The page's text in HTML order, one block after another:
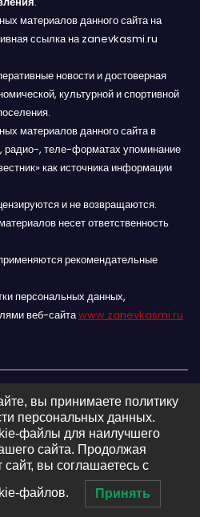
материалов данного сайта на
ссылка на zanevkasmi.ru
новости и достоверная
культурной и спортивной
материалов данного сайта в
радио-, теле-форматах упоминание
как источника информации
и не возвращаются.
несет ответственность
рекомендательные
персональных данных,
веб-сайтаwww.zanevkasmi.ru
16+
городского
вы принимаете политику
персональных данных.
файлы для наилучшего
сайта. Продолжая
сайт, вы соглашаетесь с
файлов. Принять